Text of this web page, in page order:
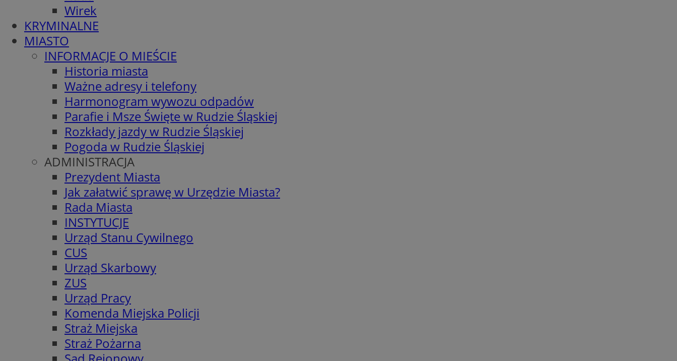
Wirek
KRYMINALNE
MIASTO
INFORMACJE O MIEŚCIE
Historia miasta
Ważne adresy i telefony
Harmonogram wywozu odpadów
Parafie i Msze Święte w Rudzie Śląskiej
Rozkłady jazdy w Rudzie Śląskiej
Pogoda w Rudzie Śląskiej
ADMINISTRACJA
Prezydent Miasta
Jak załatwić sprawę w Urzędzie Miasta?
Rada Miasta
INSTYTUCJE
Urząd Stanu Cywilnego
CUS
Urząd Skarbowy
ZUS
Urząd Pracy
Komenda Miejska Policji
Straż Miejska
Straż Pożarna